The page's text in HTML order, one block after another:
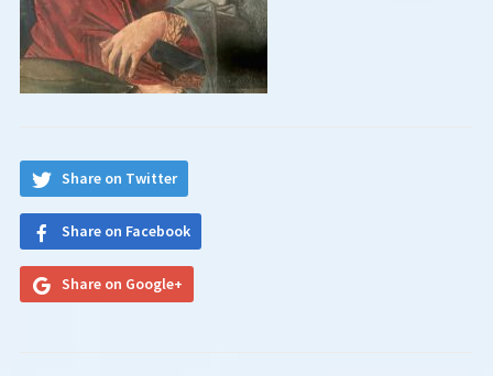
Share on Twitter
Share on Facebook
Share on Google+